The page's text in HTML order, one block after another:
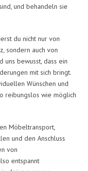
und behandeln sie
du nicht nur von
sondern auch von
uns bewusst, dass ein
mit sich bringt.
Wünschen und
reibungslos wie möglich
Möbeltransport,
und den Anschluss
von
entspannt